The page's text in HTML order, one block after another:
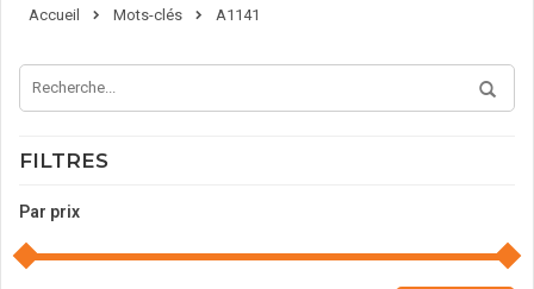
Accueil Mots-clés A1141
FILTRES
Par prix